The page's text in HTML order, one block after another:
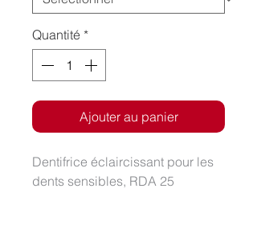
Quantité *
Ajouter au panier
Dentifrice éclaircissant pour les
dents sensibles, RDA 25